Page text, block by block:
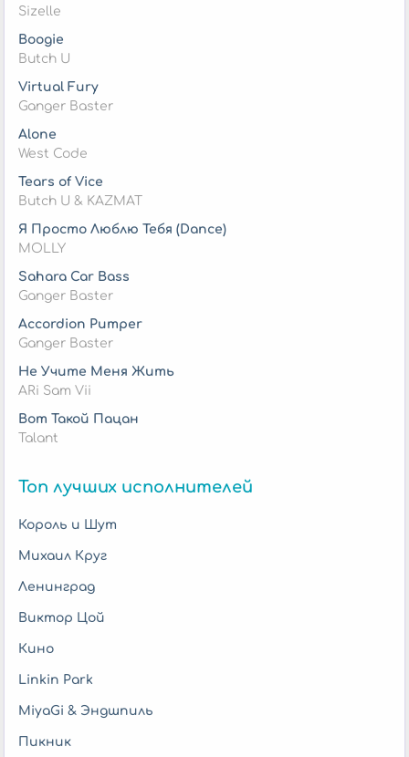
Sizelle
Boogie
Butch U
Virtual Fury
Ganger Baster
Alone
West Code
Tears of Vice
Butch U & KAZMAT
Я Просто Люблю Тебя (Dance)
MOLLY
Sahara Car Bass
Ganger Baster
Accordion Pumper
Ganger Baster
Не Учите Меня Жить
ARi Sam Vii
Вот Такой Пацан
Talant
Топ лучших исполнителей
Король и Шут
Михаил Круг
Ленинград
Виктор Цой
Кино
Linkin Park
MiyaGi & Эндшпиль
Пикник